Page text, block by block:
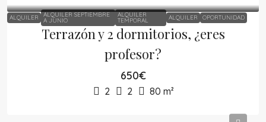
ALQUILER ALQUILER SEPTIEMBRE
A JUNIO
ALQUILER
TEMPORAL ALQUILER OPORTUNIDAD
Terrazón y 2 dormitorios, ¿eres
profesor?
650€
2 2 80 m²